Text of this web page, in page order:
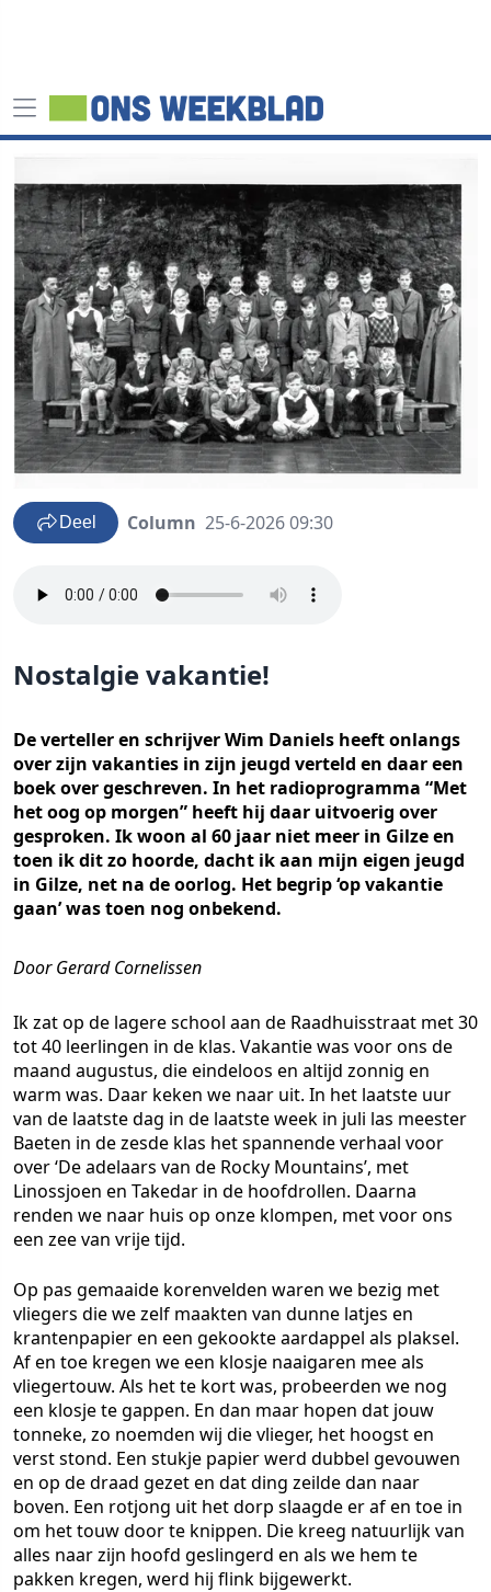
Deel Column 25-6-2026 09:30
Nostalgie vakantie!
De verteller en schrijver Wim Daniels heeft onlangs
over zijn vakanties in zijn jeugd verteld en daar een
boek over geschreven. In het radioprogramma “Met
het oog op morgen” heeft hij daar uitvoerig over
gesproken. Ik woon al 60 jaar niet meer in Gilze en
toen ik dit zo hoorde, dacht ik aan mijn eigen jeugd
in Gilze, net na de oorlog. Het begrip ‘op vakantie
gaan’ was toen nog onbekend.
Door Gerard Cornelissen
Ik zat op de lagere school aan de Raadhuisstraat met 30
tot 40 leerlingen in de klas. Vakantie was voor ons de
maand augustus, die eindeloos en altijd zonnig en
warm was. Daar keken we naar uit. In het laatste uur
van de laatste dag in de laatste week in juli las meester
Baeten in de zesde klas het spannende verhaal voor
over ‘De adelaars van de Rocky Mountains’, met
Linossjoen en Takedar in de hoofdrollen. Daarna
renden we naar huis op onze klompen, met voor ons
een zee van vrije tijd.
Op pas gemaaide korenvelden waren we bezig met
vliegers die we zelf maakten van dunne latjes en
krantenpapier en een gekookte aardappel als plaksel.
Af en toe kregen we een klosje naaigaren mee als
vliegertouw. Als het te kort was, probeerden we nog
een klosje te gappen. En dan maar hopen dat jouw
tonneke, zo noemden wij die vlieger, het hoogst en
verst stond. Een stukje papier werd dubbel gevouwen
en op de draad gezet en dat ding zeilde dan naar
boven. Een rotjong uit het dorp slaagde er af en toe in
om het touw door te knippen. Die kreeg natuurlijk van
alles naar zijn hoofd geslingerd en als we hem te
pakken kregen, werd hij flink bijgewerkt.